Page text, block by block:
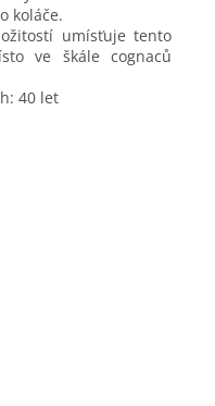
koláče.
umísťuje tento
ve škále cognaců
40 let